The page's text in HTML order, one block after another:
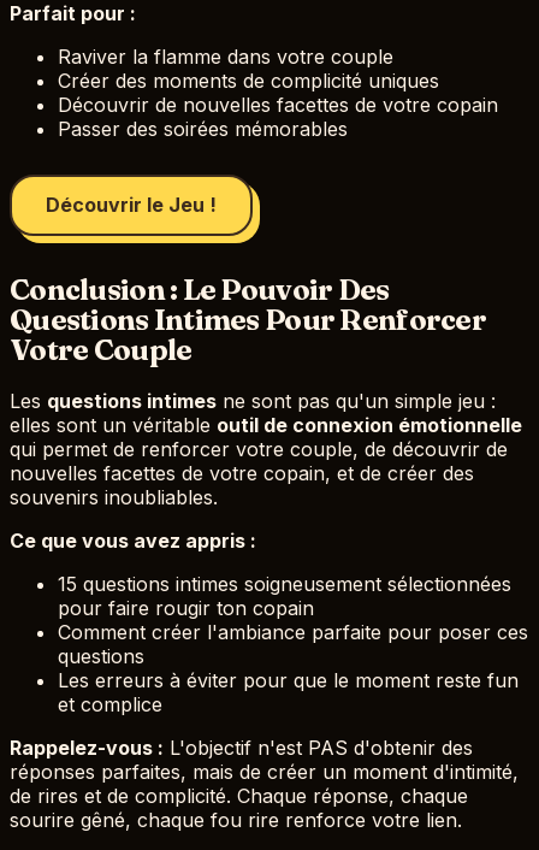
Parfait pour :
Raviver la flamme dans votre couple
Créer des moments de complicité uniques
Découvrir de nouvelles facettes de votre copain
Passer des soirées mémorables
Découvrir le Jeu !
Conclusion : Le Pouvoir Des
Questions Intimes Pour Renforcer
Votre Couple
Les questions intimes ne sont pas qu'un simple jeu :
elles sont un véritable outil de connexion émotionnelle
qui permet de renforcer votre couple, de découvrir de
nouvelles facettes de votre copain, et de créer des
souvenirs inoubliables.
Ce que vous avez appris :
15 questions intimes soigneusement sélectionnées
pour faire rougir ton copain
Comment créer l'ambiance parfaite pour poser ces
questions
Les erreurs à éviter pour que le moment reste fun
et complice
Rappelez-vous : L'objectif n'est PAS d'obtenir des
réponses parfaites, mais de créer un moment d'intimité,
de rires et de complicité. Chaque réponse, chaque
sourire gêné, chaque fou rire renforce votre lien.